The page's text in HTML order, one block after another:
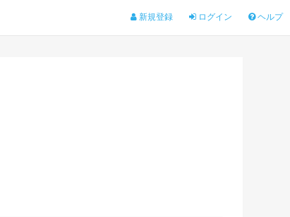
新規登録 ログイン ヘルプ